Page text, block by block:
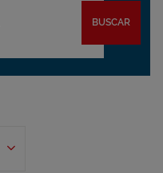
BUSCAR